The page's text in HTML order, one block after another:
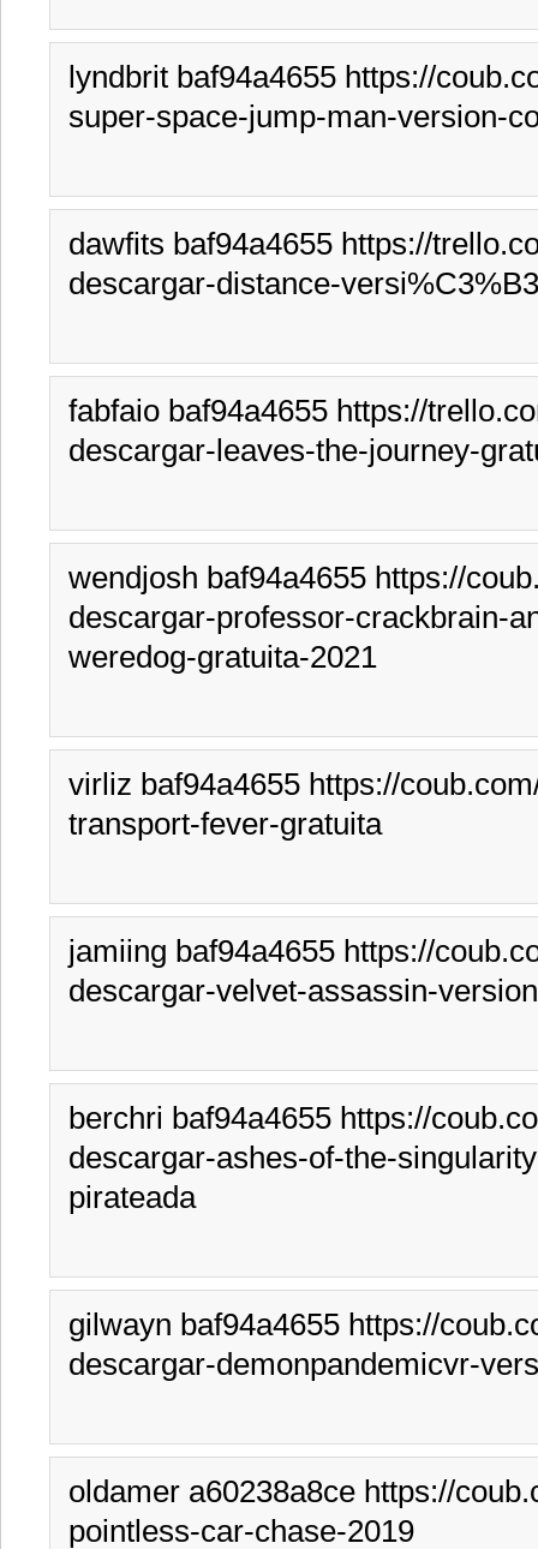
lyndbrit baf94a4655 https://
super-space-jump-man-version-
dawfits baf94a4655 https://
descargar-distance-
fabfaio baf94a4655 https://
descargar-leaves-the-journey-
wendjosh baf94a4655 https://
descargar-professor-crackbrain-
weredog-gratuita-2021
virliz baf94a4655 https://
transport-fever-gratuita
jamiing baf94a4655 https://
descargar-velvet-assassin-
berchri baf94a4655 https://
descargar-ashes-of-the-
pirateada
gilwayn baf94a4655 https://
descargar-demonpandemicvr-
oldamer a60238a8ce https://
pointless-car-chase-2019